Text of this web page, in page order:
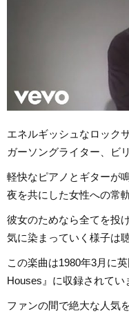
エネルギッシュなロック
ガーソングライター、ビ
軽快なピアノとギターが
夜を共にした女性への常
彼女のためなら全てを投
気に染まっていく様子は
この楽曲は1980年3月に
Houses』に収録されてい
ファンの間で絶大な人気